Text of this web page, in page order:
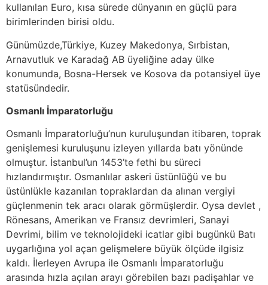
kullanılan Euro, kısa sürede dünyanın en güçlü para
birimlerinden birisi oldu.
Günümüzde,Türkiye, Kuzey Makedonya, Sırbistan,
Arnavutluk ve Karadağ AB üyeliğine aday ülke
konumunda, Bosna-Hersek ve Kosova da potansiyel üye
statüsündedir.
Osmanlı İmparatorluğu
Osmanlı İmparatorluğu’nun kuruluşundan itibaren, toprak
genişlemesi kuruluşunu izleyen yıllarda batı yönünde
olmuştur. İstanbul’un 1453’te fethi bu süreci
hızlandırmıştır. Osmanlılar askeri üstünlüğü ve bu
üstünlükle kazanılan topraklardan da alınan vergiyi
güçlenmenin tek aracı olarak görmüşlerdir. Oysa devlet ,
Rönesans, Amerikan ve Fransız devrimleri, Sanayi
Devrimi, bilim ve teknolojideki icatlar gibi bugünkü Batı
uygarlığına yol açan gelişmelere büyük ölçüde ilgisiz
kaldı. İlerleyen Avrupa ile Osmanlı İmparatorluğu
arasında hızla açılan arayı görebilen bazı padişahlar ve